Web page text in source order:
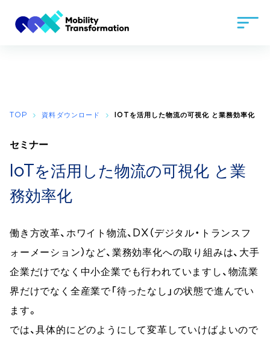
TOP 資料ダウンロード IOTを活用した物流の可視化 と業務効率化
セミナー
IoTを活用した物流の可視化 と業
務効率化
働き方改革、ホワイト物流、DX（デジタル・トランスフ
ォーメーション）など、業務効率化への取り組みは、大手
企業だけでなく中小企業でも行われていますし、物流業
界だけでなく全産業で「待ったなし」の状態で進んでい
ます。
では、具体的にどのようにして変革していけばよいので